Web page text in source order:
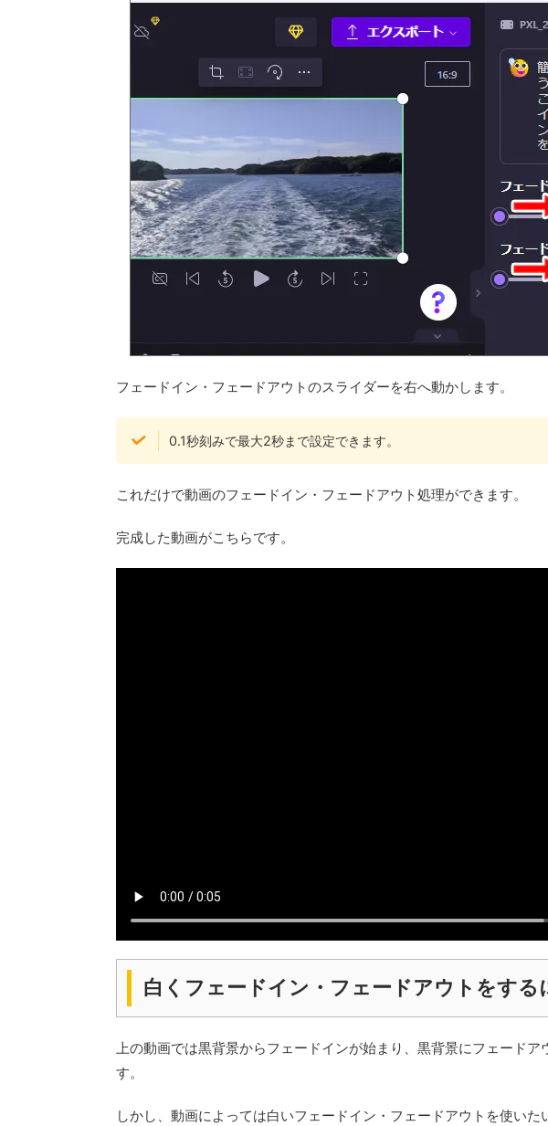
フェードイン・フェードアウトのスライダーを右へ動かします。
0.1秒刻みで最大2秒まで設定できます。
これだけで動画のフェードイン・フェードアウト処理ができます。
完成した動画がこちらです。
白くフェードイン・フェードアウトをする
上の動画では黒背景からフェードインが始まり、黒背景にフェード
す。
しかし、動画によっては白いフェードイン・フェードアウトを使いた